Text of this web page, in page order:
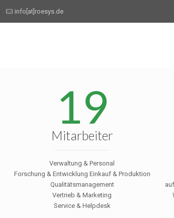
info[at]roesys.de
19
Mitarbeiter
Verwaltung & Personal
Forschung & Entwicklung Einkauf & Produktion
Qualitätsmanagement
Vertrieb & Marketing
Service & Helpdesk